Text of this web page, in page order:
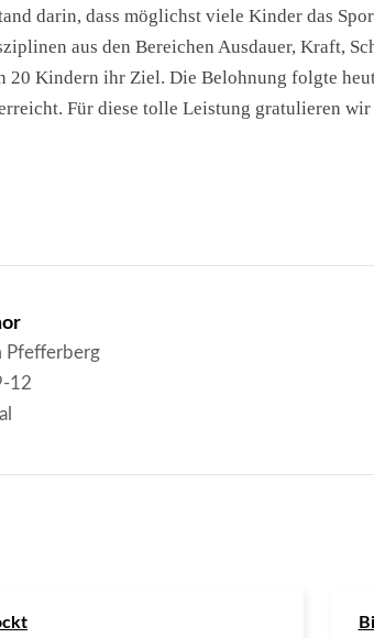
darin, dass möglichst viele Kinder das
aus den Bereichen Ausdauer, Kraft,
20 Kindern ihr Ziel. Die Belohnung folgte
Für diese tolle Leistung gratulieren
Pfefferberg
12